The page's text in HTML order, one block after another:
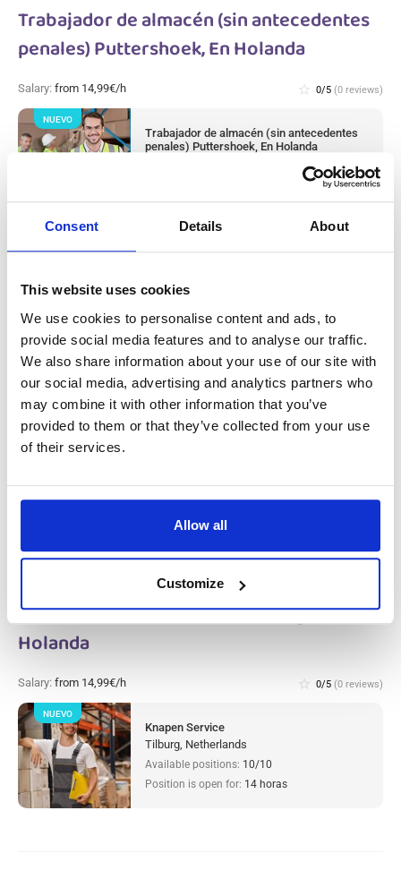
Consent Details About
This website uses cookies
We use cookies to personalise content and ads, to
provide social media features and to analyse our traffic.
We also share information about your use of our site with
our social media, advertising and analytics partners who
may combine it with other information that you’ve
provided to them or that they’ve collected from your use
of their services.
Allow all
Customize
Trabajador de almacén (sin antecedentes
penales) Puttershoek, En Holanda
Salary: from 14,99€/h star_border 0/5 (0 reviews)
Trabajador de almacén (sin antecedentes
penales) Puttershoek, En Holanda
Position is open for:12 horas
check
NUEVO
Operario/a de Producción de Metal (con
experiencia) Westerhaar, En Holanda
Salary:from 14,99€/h star_border 0/5(0 reviews)
Operario/a de Producción de Metal (con
Position is open for:13 horas
Clasificador/a de Almacén Tilburg, En
Holanda
Salary: from 14,99€/h star_border 0/5 (0 reviews)
Knapen Service
Tilburg, Netherlands
Available positions: 10/10
Position is open for: 14 horas
NUEVO